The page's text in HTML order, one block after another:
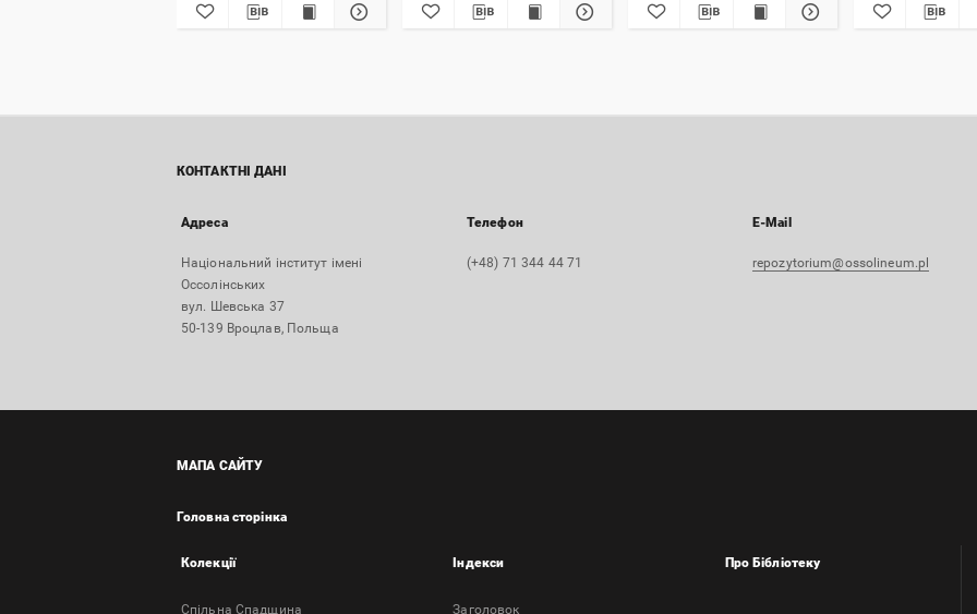
КОНТАКТНІ ДАНІ
Адреса
Національний інститут імені
Оссолінських
вул. Шевська 37
50-139 Вроцлав, Польща
Телефон
(+48) 71 344 44 71
E-Mail
repozytorium@ossolineum.pl
МАПА САЙТУ
Головна сторінка
Колекції
Спільна Спадщина
Індекси
Заголовок
Про Бібліотеку